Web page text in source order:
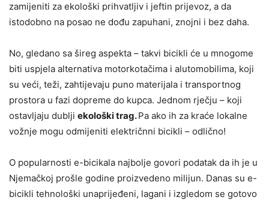
zamijeniti za ekološki prihvatljiv i jeftin prijevoz, a da
istodobno na posao ne dođu zapuhani, znojni i bez daha.
No, gledano sa šireg aspekta – takvi bicikli će u mnogome
biti uspjela alternativa motorkotačima i alutomobilima, koji
su veći, teži, zahtijevaju puno materijala i transportnog
prostora u fazi dopreme do kupca. Jednom rječju – koji
ostavljaju dublji ekološki trag.Pa ako ih za kraće lokalne
vožnje mogu odmijeniti električnni bicikli – odlično!
O popularnosti e-bicikala najbolje govori podatak da ih je u
Njemačkoj prošle godine proizvedeno milijun. Danas su e-
bicikli tehnološki unaprijeđeni, lagani i izgledom se gotovo